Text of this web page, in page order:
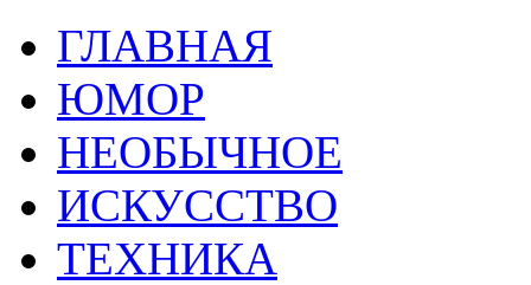
ГЛАВНАЯ
ЮМОР
НЕОБЫЧНОЕ
ИСКУССТВО
ТЕХНИКА